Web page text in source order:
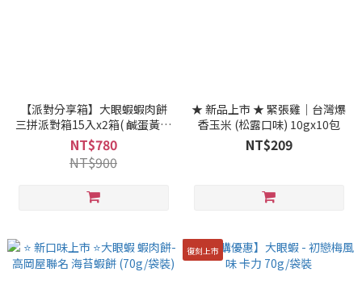
【派對分享箱】大眼蝦蝦肉餅
三拼派對箱15入x2箱( 鹹蛋黃原
味、江記華隆肉鬆、海洋原味)
NT$780
NT$900
★ 新品上市 ★ 緊張雞｜台灣爆
香玉米 (松露口味) 10gx10包
NT$209
復刻上市